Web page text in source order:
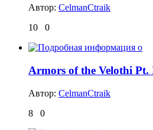
Автор: CelmanCtraik
10
0
Armors of the Velothi Pt.
Автор: CelmanCtraik
8
0